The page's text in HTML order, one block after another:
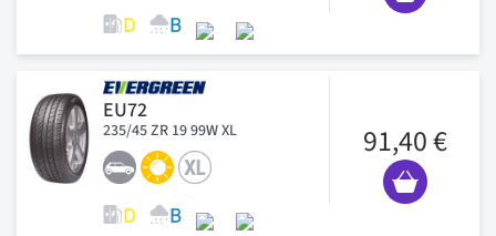
EU72
235/45 ZR 19 99W XL 91,40 €